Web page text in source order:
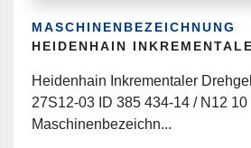
MASCHINENBEZEICHNUNG
HEIDENHAIN
Heidenhain Inkrementaler
27S12-03 ID 385 434-14 / N12 10
Maschinenbezeichn...